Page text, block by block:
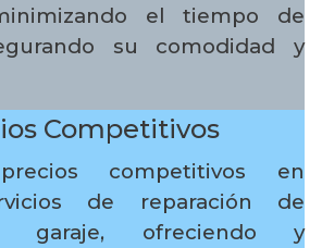
el tiempo de
su comodidad y
Competitivos
competitivos en
de reparación de
garaje, ofreciendo y